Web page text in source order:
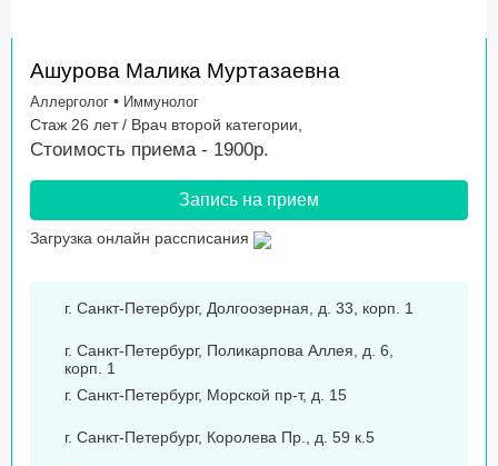
Ашурова Малика Муртазаевна
Аллерголог • Иммунолог
Стаж 26 лет / Врач второй категории,
Стоимость приема - 1900р.
Запись на прием
Загрузка онлайн рассписания
г. Санкт-Петербург, Долгоозерная, д. 33, корп. 1
г. Санкт-Петербург, Поликарпова Аллея, д. 6,
корп. 1
г. Санкт-Петербург, Морской пр-т, д. 15
г. Санкт-Петербург, Королева Пр., д. 59 к.5